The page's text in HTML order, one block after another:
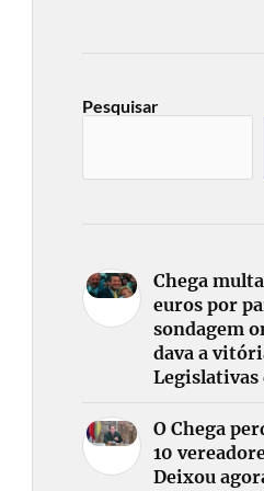
Pesquisar
Chega
euros por
sondagem
dava a
Legislativas
O Chega
10
Deixou